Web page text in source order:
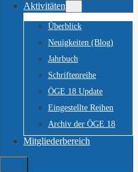
Aktivitäten
Überblick
Neuigkeiten (Blog)
Jahrbuch
Schriftenreihe
ÖGE 18 Update
Eingestellte Reihen
Archiv der ÖGE 18
Mitgliederbereich
Suchen